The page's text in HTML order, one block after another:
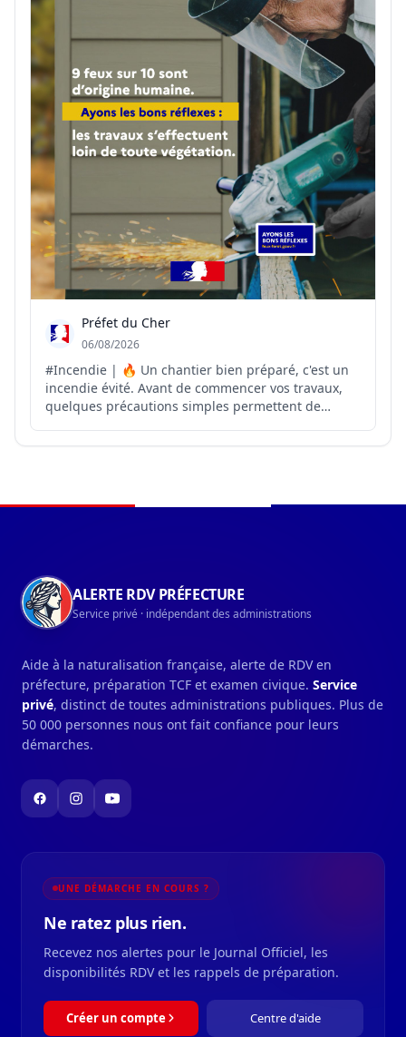
Préfet du Cher
06/08/2026
#Incendie | 🔥 Un chantier bien préparé, c'est un
incendie évité. Avant de commencer vos travaux,
quelques précautions simples permettent de
feu 👇 ✔️ Éviter les travaux générant des étincelles
ALERTE RDV PRÉFECTURE
Service privé · indépendant des administrations
Aide à la naturalisation française, alerte de RDV en
préfecture, préparation TCF et examen civique. Service
privé, distinct de toutes administrations publiques. Plus de
50 000 personnes nous ont fait confiance pour leurs
démarches.
UNE DÉMARCHE EN COURS ?
Ne ratez plus rien.
Recevez nos alertes pour le Journal Officiel, les
disponibilités RDV et les rappels de préparation.
Créer un compte Centre d'aide